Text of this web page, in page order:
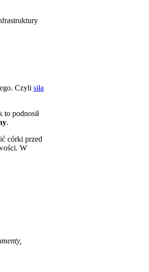
Czyli siła
to podnosił
.
córki przed
W